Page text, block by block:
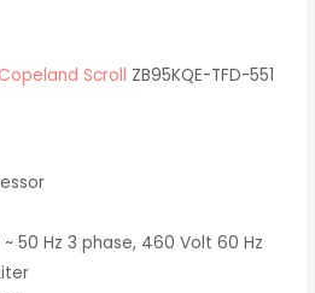
Copeland Scroll ZB95KQE-TFD-551
50 Hz 3 phase, 460 Volt 60 Hz